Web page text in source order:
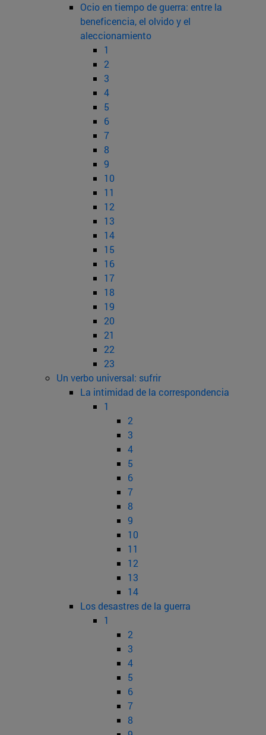
Ocio en tiempo de guerra: entre la
beneficencia, el olvido y el
aleccionamiento
1
2
3
4
5
6
7
8
9
10
11
12
13
14
15
16
17
18
19
20
21
22
23
Un verbo universal: sufrir
La intimidad de la correspondencia
1
2
3
4
5
6
7
8
9
10
11
12
13
14
Los desastres de la guerra
1
2
3
4
5
6
7
8